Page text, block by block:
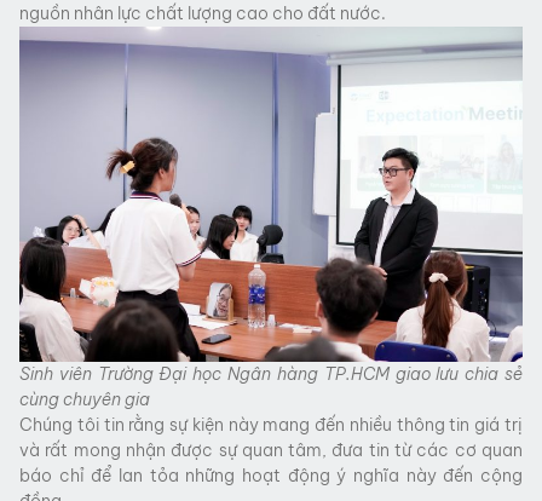
nguồn nhân lực chất lượng cao cho đất nước.
Sinh viên Trường Đại học Ngân hàng TP.HCM giao lưu chia sẻ
cùng chuyên gia
Chúng tôi tin rằng sự kiện này mang đến nhiều thông tin giá trị
và rất mong nhận được sự quan tâm, đưa tin từ các cơ quan
báo chỉ để lan tỏa những hoạt động ý nghĩa này đến cộng